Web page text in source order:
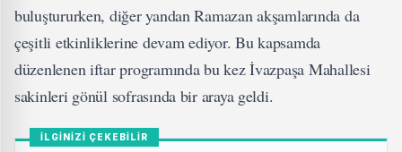
buluştururken, diğer yandan Ramazan akşamlarında da
çeşitli etkinliklerine devam ediyor. Bu kapsamda
düzenlenen iftar programında bu kez İvazpaşa Mahallesi
sakinleri gönül sofrasında bir araya geldi.
İLGİNİZİ ÇEKEBİLİR